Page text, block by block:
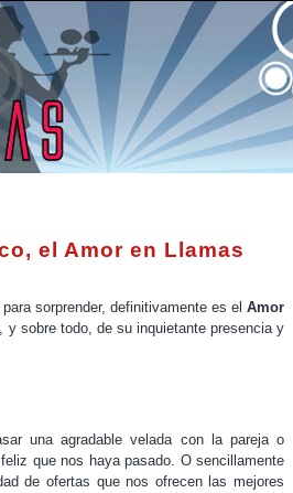
el Amor en Llamas
sorprender, definitivamente es el Amor
y sobre todo, de su inquietante presencia y
una agradable velada con la pareja o
que nos haya pasado. O sencillamente
de ofertas que nos ofrecen las mejores